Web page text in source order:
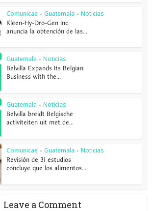
Comunicae • Guatemala • Noticias
Kleen-Hy-Dro-Gen Inc.
anuncia la obtención de las...
Guatemala • Noticias
Belvilla Expands Its Belgian
Business with the...
Guatemala • Noticias
Belvilla breidt Belgische
activiteiten uit met de...
Comunicae • Guatemala • Noticias
Revisión de 31 estudios
concluye que los alimentos...
Leave a Comment